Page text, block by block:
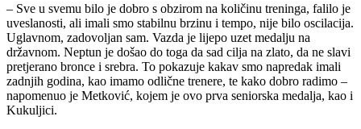
– Sve u svemu bilo je dobro s obzirom na količinu treninga, falilo je
uveslanosti, ali imali smo stabilnu brzinu i tempo, nije bilo oscilacija.
Uglavnom, zadovoljan sam. Vazda je lijepo uzet medalju na
državnom. Neptun je došao do toga da sad cilja na zlato, da ne slavi
pretjerano bronce i srebra. To pokazuje kakav smo napredak imali
zadnjih godina, kao imamo odlične trenere, te kako dobro radimo –
napomenuo je Metković, kojem je ovo prva seniorska medalja, kao i
Kukuljici.